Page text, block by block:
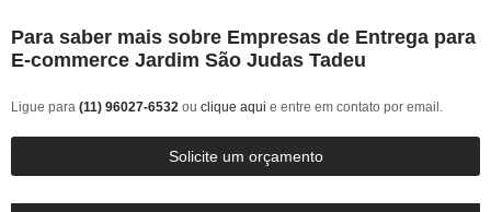
Para saber mais sobre Empresas de Entrega para
E-commerce Jardim São Judas Tadeu
Ligue para (11) 96027-6532 ou clique aqui e entre em contato por email.
Solicite um orçamento